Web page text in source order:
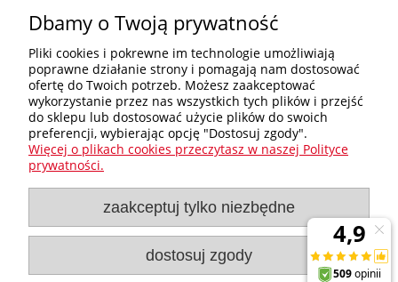
Zakupy
Pomoc
Moje konto
Informacje
Dbamy o Twoją prywatność
Pliki cookies i pokrewne im technologie umożliwiają
poprawne działanie strony i pomagają nam dostosować
ofertę do Twoich potrzeb. Możesz zaakceptować
wykorzystanie przez nas wszystkich tych plików i przejść
do sklepu lub dostosować użycie plików do swoich
preferencji, wybierając opcję "Dostosuj zgody".
Więcej o plikach cookies przeczytasz w naszej Polityce
prywatności.
zaakceptuj tylko niezbędne
dostosuj zgody